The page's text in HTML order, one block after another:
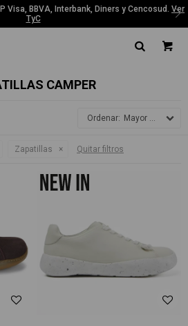
3 cuotas sin interesescon BCP Visa,
CAMPER
Mayor precio
Zapatillas Quitar filtros